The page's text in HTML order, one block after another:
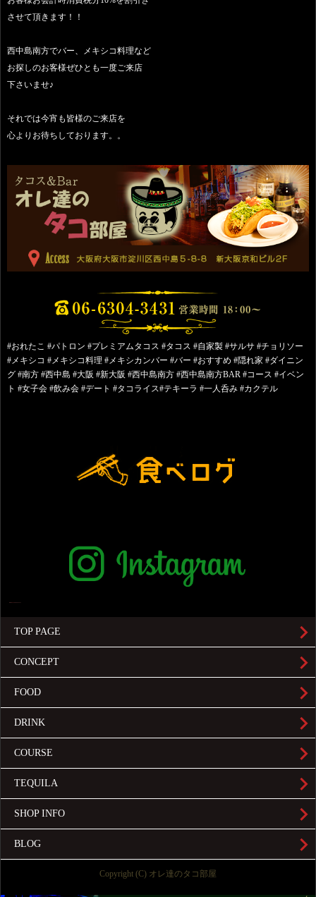
させて頂きます！！
西中島南方でバー、メキシコ料理など
お探しのお客様ぜひとも一度ご来店
下さいませ♪
それでは今宵も皆様のご来店を
心よりお待ちしております。。
#おれたこ #パトロン #プレミアムタコス #タコス #自家製 #サルサ #チョリソー
#メキシコ #メキシコ料理 #メキシカンバー #バー #おすすめ #隠れ家 #ダイニン
グ #南方 #西中島 #大阪 #新大阪 #西中島南方 #西中島南方BAR #コース #イベン
ト #女子会 #飲み会 #デート #タコライス#テキーラ #一人呑み #カクテル
TOP PAGE
CONCEPT
FOOD
DRINK
COURSE
TEQUILA
SHOP INFO
BLOG
Copyright (C) オレ達のタコ部屋